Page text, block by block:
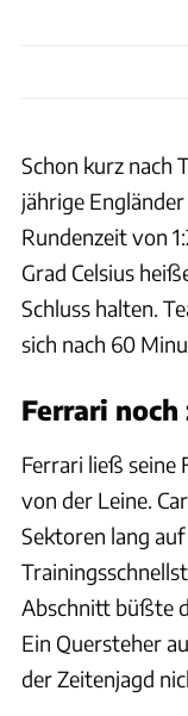
Schon kurz nach
jährige
Rundenzeit von
Grad Celsius
Schluss halten.
sich nach 60
Ferrari noch
Ferrari ließ seine
von der Leine.
Sektoren lang
Abschnitt büßte
Ein Quersteher
der Zeitenjagd